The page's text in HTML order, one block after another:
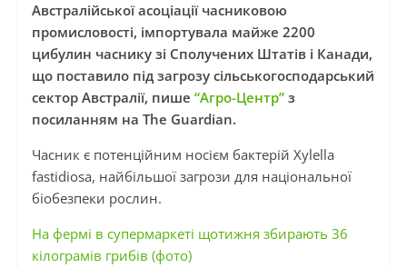
Австралійської асоціації часниковою
промисловості, імпортувала майже 2200
цибулин часнику зі Сполучених Штатів і Канади,
що поставило під загрозу сільськогосподарський
сектор Австралії, пише “Агро-Центр”з
посиланням на The Guardian.
Часник є потенційним носієм бактерій Xylella
fastidiosa, найбільшої загрози для національної
біобезпеки рослин.
На фермі в супермаркеті щотижня збирають 36
кілограмів грибів (фото)